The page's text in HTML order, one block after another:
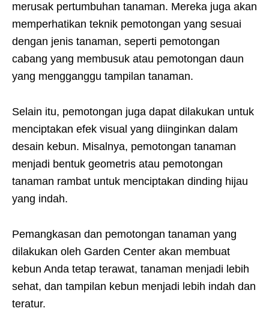
merusak pertumbuhan tanaman. Mereka juga akan
memperhatikan teknik pemotongan yang sesuai
dengan jenis tanaman, seperti pemotongan
cabang yang membusuk atau pemotongan daun
yang mengganggu tampilan tanaman.
Selain itu, pemotongan juga dapat dilakukan untuk
menciptakan efek visual yang diinginkan dalam
desain kebun. Misalnya, pemotongan tanaman
menjadi bentuk geometris atau pemotongan
tanaman rambat untuk menciptakan dinding hijau
yang indah.
Pemangkasan dan pemotongan tanaman yang
dilakukan oleh Garden Center akan membuat
kebun Anda tetap terawat, tanaman menjadi lebih
sehat, dan tampilan kebun menjadi lebih indah dan
teratur.